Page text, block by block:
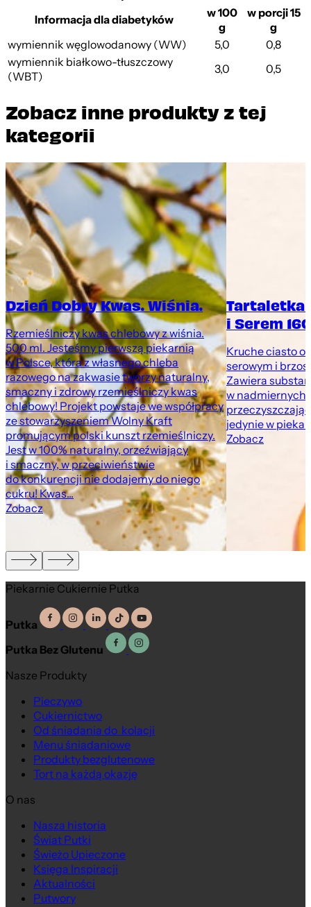
Informacja dla diabetyków
w 100
g
w porcji 15
g
wymiennik węglowodanowy (WW)
5,0
0,8
wymiennik białkowo-tłuszczowy
(WBT)
3,0 0,5
Zobacz inne produkty z tej
kategorii
Dzień Dobry Kwas. Wiśnia.
Rzemieślniczy kwas chlebowy z wiśnia.
500 ml. Jesteśmy pierwszą piekarnią
w Polsce, która z własnego chleba
razowego na zakwasie tworzy naturalny,
smaczny i zdrowy rzemieślniczy kwas
chlebowy! Projekt powstaje we współpracy
ze stowarzyszeniem Wolny Kraft
promującym polski kunszt rzemieślniczy.
Jest w 100% naturalny, orzeźwiający
i smaczny, w przeciwieństwie
do konkurencji nie dodajemy do niego
cukru! Kwas...
Zobacz
Tartaletka
i Serem
Kruche ciasto
serowym i
Zawiera
w nadmiernych
jedynie w
Zobacz
Piekarnie Cukiernie Putka
Putka
Putka Bez Glutenu
Nasze Produkty
Pieczywo
Cukiernictwo
Od śniadania do kolacji
Menu śniadaniowe
Produkty bezglutenowe
Tort na każdą okazję
O nas
Nasza historia
Świat Putki
Świeżo Upieczone
Księga Inspiracji
Aktualności
Putwory